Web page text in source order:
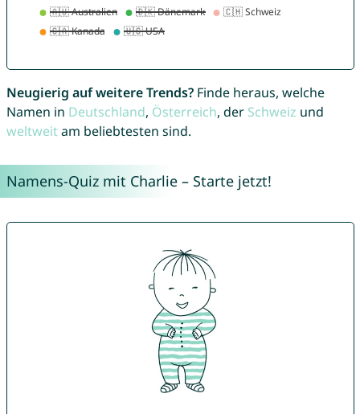
Neugierig auf weitere Trends?Finde heraus, welche
Namen in Deutschland, Österreich, der Schweiz und
weltweitam beliebtesten sind.
Namens-Quiz mit Charlie – Starte jetzt!